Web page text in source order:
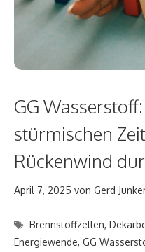
GG
stürmischen
Rückenwind
April 7, 2025 von Gerd
Schlagwörter
Brennstoffzellen,
Energiewende, GG